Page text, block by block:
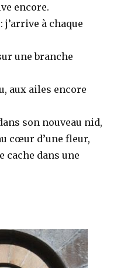
encore.
à chaque
une branche
aux ailes encore
son nouveau nid,
cœur d’une fleur,
cache dans une